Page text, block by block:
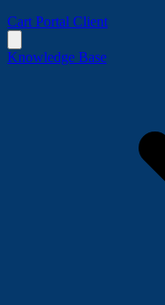
Cart Portal Client
Knowledge Base